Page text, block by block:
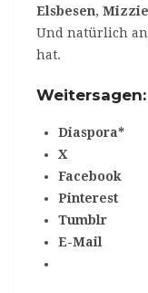
Elsbesen, Mizzie
Und natürlich
hat.
Weitersagen:
Diaspora*
X
Facebook
Pinterest
Tumblr
E-Mail